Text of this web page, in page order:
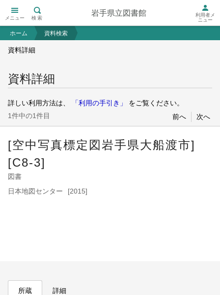
岩手県立図書館
メニュー 検索
利用者メ
ニュー
ホーム 資料検索
資料詳細
資料詳細
詳しい利用方法は、 「利用の手引き」
をご覧ください。
1件中の1件目
前へ 次へ
[空中写真標定図岩手県大船渡市]
[C8-3]
図書
日本地図センター
[2015]
所蔵 詳細